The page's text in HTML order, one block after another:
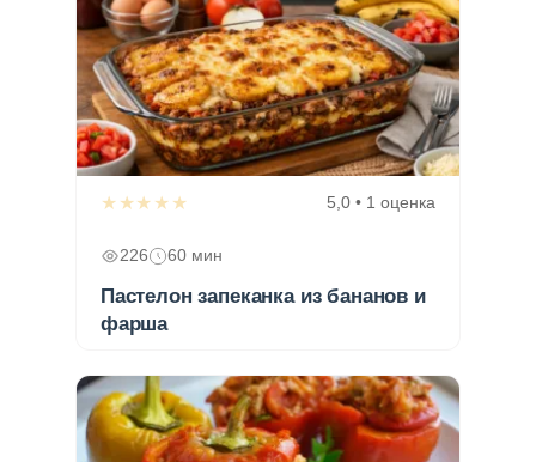
★★★★★ 5,0 • 1 оценка
226 60 мин
Пастелон запеканка из бананов и
фарша